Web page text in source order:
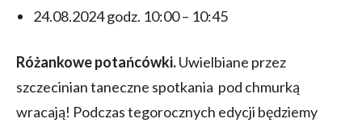
24.08.2024 godz. 10:00 – 10:45
Różankowe potańcówki.Uwielbiane przez
szczecinian taneczne spotkania pod chmurką
wracają! Podczas tegorocznych edycji będziemy